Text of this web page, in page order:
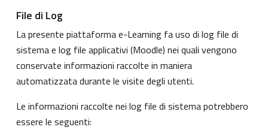
File di Log
La presente piattaforma e-Learning fa uso di log file di
sistema e log file applicativi (Moodle) nei quali vengono
conservate informazioni raccolte in maniera
automatizzata durante le visite degli utenti.
Le informazioni raccolte nei log file di sistema potrebbero
essere le seguenti: